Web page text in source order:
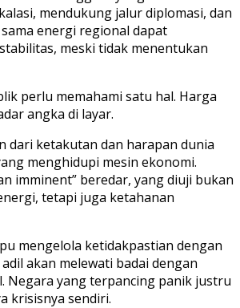
mendukung jalur diplomasi, dan
energi regional dapat
meski tidak menentukan
perlu memahami satu hal. Harga
angka di layar.
dari ketakutan dan harapan dunia
menghidupi mesin ekonomi.
imminent” beredar, yang diuji bukan
tetapi juga ketahanan
mengelola ketidakpastian dengan
akan melewati badai dengan
Negara yang terpancing panik justru
krisisnya sendiri.